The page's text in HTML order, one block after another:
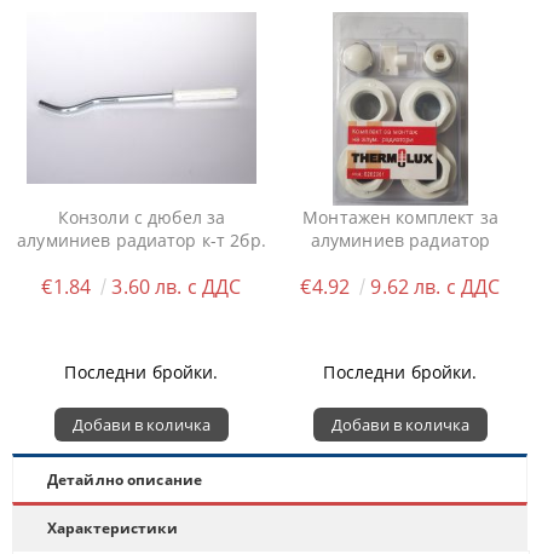
Конзоли с дюбел за
алуминиев радиатор к-т 2бр.
€1.84 3.60 лв. с ДДС
Последни бройки.
Монтажен комплект за
алуминиев радиатор
€4.92 9.62 лв. с ДДС
Последни бройки.
Детайлно описание
Характеристики